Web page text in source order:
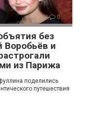
0
без
Воробьёв и
из Парижа
поделились
путешествия